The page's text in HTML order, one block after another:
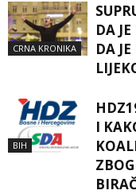
CRNA KRONIKA
DA
DA
BIH
I